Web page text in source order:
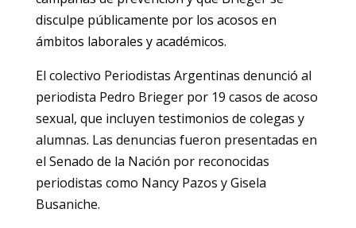
disculpe públicamente por los acosos en
ámbitos laborales y académicos.
El colectivo Periodistas Argentinas denunció al
periodista Pedro Brieger por 19 casos de acoso
sexual, que incluyen testimonios de colegas y
alumnas. Las denuncias fueron presentadas en
el Senado de la Nación por reconocidas
periodistas como Nancy Pazos y Gisela
Busaniche.